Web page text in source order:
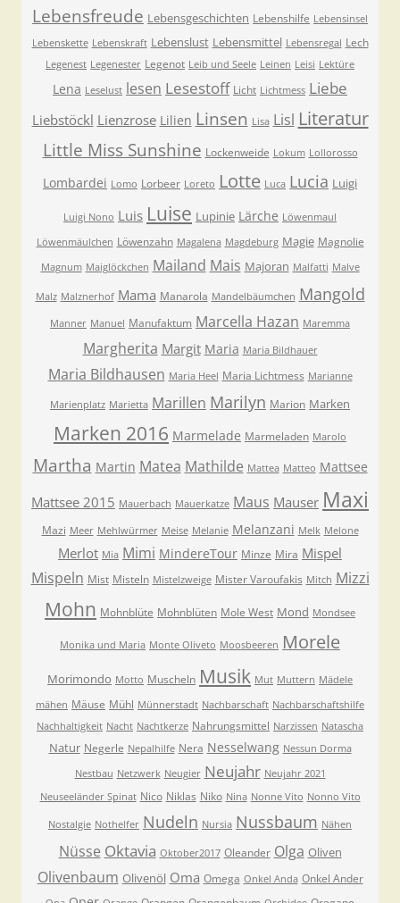
Lebensfreude Lebensgeschichten Lebenshilfe Lebensinsel
Lebenskette Lebenskraft Lebenslust Lebensmittel Lebensregal Lech
Legenest Legenester Legenot Leib und Seele Leinen Leisi Lektüre
Lena Leselust lesen Lesestoff Licht Lichtmess Liebe
Liebstöckl Lienzrose Lilien Linsen Lisa Lisl Literatur
Little Miss Sunshine Lockenweide Lokum Lollorosso
Lombardei Lomo Lorbeer Loreto Lotte Luca Lucia Luigi
Luigi Nono Luis Luise Lupinie Lärche Löwenmaul
Löwenmäulchen Löwenzahn Magalena Magdeburg Magie Magnolie
Magnum Maiglöckchen Mailand Mais Majoran Malfatti Malve
Malz Malznerhof Mama Manarola Mandelbäumchen Mangold
Manner Manuel Manufaktum Marcella Hazan Maremma
Margherita Margit Maria Maria Bildhauer
Maria Bildhausen Maria Heel Maria Lichtmess Marianne
Marienplatz Marietta Marillen Marilyn Marion Marken
Marken 2016 Marmelade Marmeladen Marolo
Martha Martin Matea Mathilde Mattea Matteo Mattsee
Mattsee 2015 Mauerbach Mauerkatze Maus Mauser Maxi
Mazi Meer Mehlwürmer Meise Melanie Melanzani Melk Melone
Merlot Mia Mimi MindereTour Minze Mira Mispel
Mispeln Mist Misteln Mistelzweige Mister Varoufakis Mitch Mizzi
Mohn Mohnblüte Mohnblüten Mole West Mond Mondsee
Monika und Maria Monte Oliveto Moosbeeren Morele
Morimondo Motto Muscheln Musik Mut Muttern Mädele
mähen Mäuse Mühl Münnerstadt Nachbarschaft Nachbarschaftshilfe
Nachhaltigkeit Nacht Nachtkerze Nahrungsmittel Narzissen Natascha
Natur Negerle Nepalhilfe Nera Nesselwang Nessun Dorma
Nestbau Netzwerk Neugier Neujahr Neujahr 2021
Neuseeländer Spinat Nico Niklas Niko Nina Nonne Vito Nonno Vito
Nostalgie Nothelfer Nudeln Nursia Nussbaum Nähen
Nüsse Oktavia Oktober2017 Oleander Olga Oliven
Olivenbaum Olivenöl Oma Omega Onkel Anda Onkel Ander